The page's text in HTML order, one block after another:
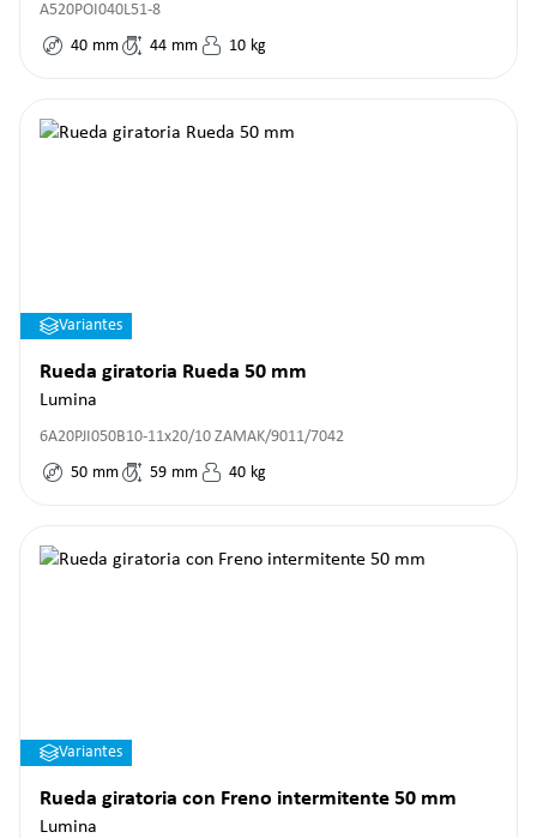
A520POI040L51-8
40 mm 44 mm 10 kg
Variantes
Rueda giratoria Rueda 50 mm
Lumina
6A20PJI050B10-11x20/10 ZAMAK/9011/7042
50 mm 59 mm 40 kg
Variantes
Rueda giratoria con Freno intermitente 50 mm
Lumina